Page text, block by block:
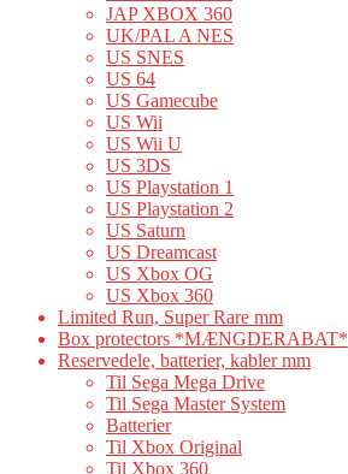
JAP XBOX 360
UK/PAL A NES
US SNES
US 64
US Gamecube
US Wii
US Wii U
US 3DS
US Playstation 1
US Playstation 2
US Saturn
US Dreamcast
US Xbox OG
US Xbox 360
Limited Run, Super Rare mm
Box protectors *MÆNGDERABAT*
Reservedele, batterier, kabler mm
Til Sega Mega Drive
Til Sega Master System
Batterier
Til Xbox Original
Til Xbox 360